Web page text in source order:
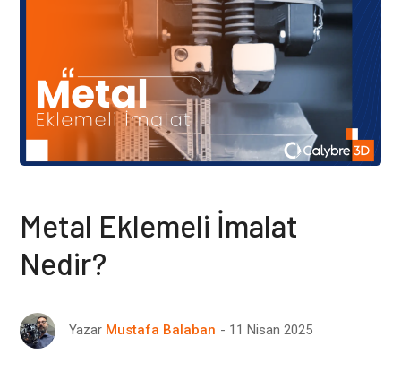
Metal Eklemeli İmalat
Nedir?
Yazar Mustafa Balaban 11 Nisan 2025